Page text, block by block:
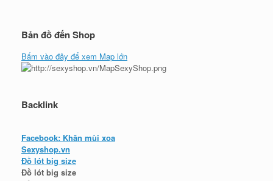
Bản đồ đến Shop
Bấm vào đây để xem Map lớn
Backlink
Facebook: Khăn mùi xoa
Sexyshop.vn
Đồ lót big size
Đồ lót big size